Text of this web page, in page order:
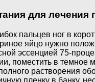
для лечения
пальцев ног в
яйцо нужно
эссенцией 75-
поместить в темное
растворения
пленку в банку,